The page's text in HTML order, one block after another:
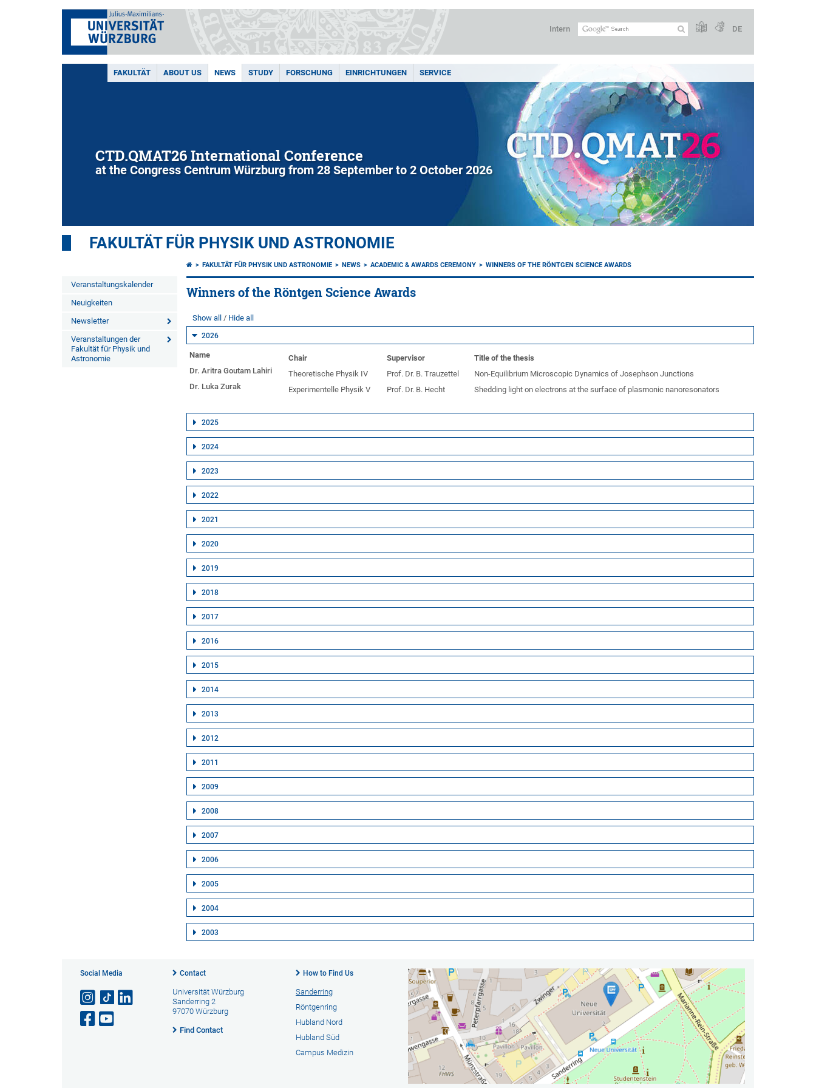
Intern DE
FAKULTÄT ABOUT US NEWS STUDY FORSCHUNG EINRICHTUNGEN SERVICE
CTD.QMAT26 International Conference
at the Congress Centrum Würzburg from 28 September to 2 October 2026
FAKULTÄT FÜR PHYSIK UND ASTRONOMIE
Veranstaltungskalender
Neuigkeiten
Newsletter
Veranstaltungen der
Fakultät für Physik und
Astronomie
FAKULTÄT FÜR PHYSIK UND ASTRONOMIE NEWS ACADEMIC & AWARDS CEREMONY WINNERS OF THE RÖNTGEN SCIENCE AWARDS
Winners of the Röntgen Science Awards
Show all Hide all
2026
Name Chair Supervisor
Title of the thesis
Dr. Aritra Goutam Lahiri
Theoretische Physik IV Prof. Dr. B. Trauzettel
Non-Equilibrium Microscopic Dynamics of Josephson Junctions
Dr. Luka Zurak
Experimentelle Physik V Prof. Dr. B. Hecht Shedding light on electrons at the surface of plasmonic nanoresonators
2025
2024
2023
2022
2021
2020
2019
2018
2017
2016
2015
2014
2013
2012
2011
2009
2008
2007
2006
2005
2004
2003
Social Media Contact
Universität Würzburg
Sanderring 2
97070 Würzburg
Find Contact
How to Find Us
Sanderring
Röntgenring
Hubland Nord
Hubland Süd
Campus Medizin